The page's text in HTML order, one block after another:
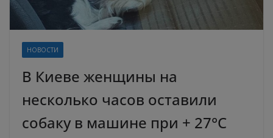
НОВОСТИ
В Киеве женщины на
несколько часов оставили
собаку в машине при + 27°C